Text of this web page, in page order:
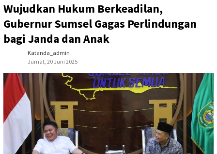
Wujudkan Hukum Berkeadilan,
Gubernur Sumsel Gagas Perlindungan
bagi Janda dan Anak
Katanda_admin
Jumat, 20 Juni 2025